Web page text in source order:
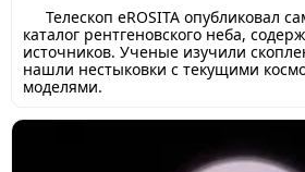
Телескоп eROSITA опубликовал
каталог рентгеновского неба,
источников. Ученые изучили
нашли нестыковки с текущими
моделями.